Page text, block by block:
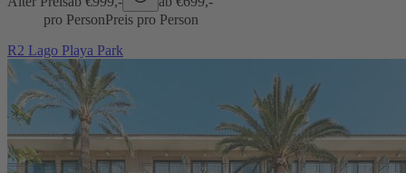
pro PersonPreis pro Person
R2 Lago Playa Park